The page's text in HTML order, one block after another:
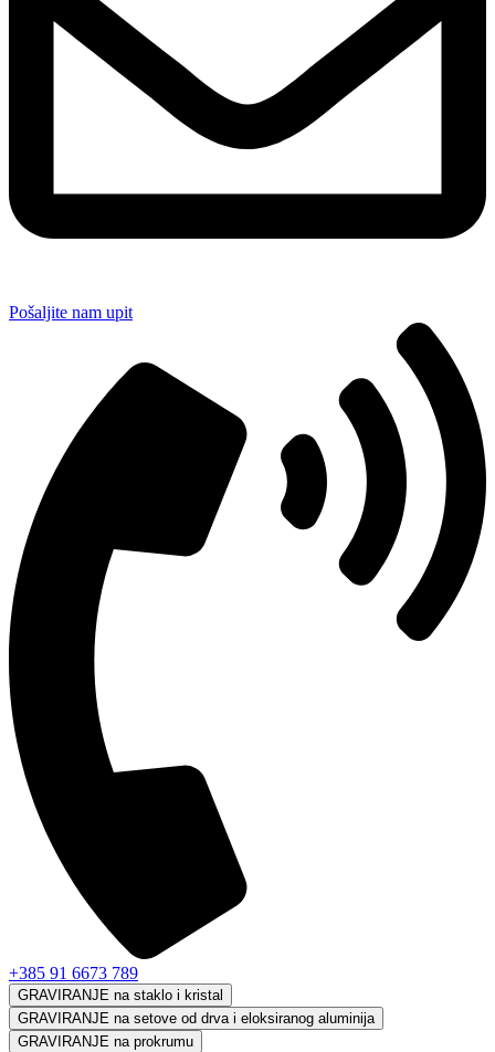
Pošaljite nam upit
+385 91 6673 789
GRAVIRANJE na staklo i kristal
GRAVIRANJE na setove od drva i eloksiranog aluminija
GRAVIRANJE na prokrumu